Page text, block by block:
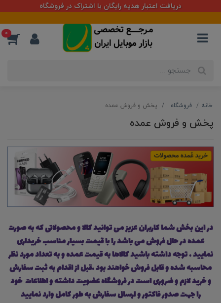
دریافت اعتبار هدیه رایگان با اشتراک در فروشگاه
0
خانه فروشگاه پخش و فروش عمده
پخش و فروش عمده
در این بخش شما کاربران عزیز می توانید کالا و محصولاتی که به صورت
عمده در حال فروش می باشد را با قیمت بسیار مناسب خریداری
نمایید . توجه داشته باشید کالاها به قیمت عمده و به تعداد مورد نظر
محاسبه شده و قابل فروش خواهند بود .قبل از اقدام به ثبت سفارش
و خرید لازم و ضروری است در فروشگاه عضویت داشته و اطلاعات خود
را جهت صدور فاکتور و ارسال سفارش به طور کامل وارد نمایید